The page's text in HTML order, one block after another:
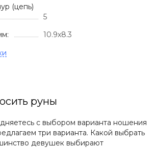
(цепь)
5
10.9х8.3
руны
с выбором варианта ношения
три варианта. Какой выбрать
девушек выбирают